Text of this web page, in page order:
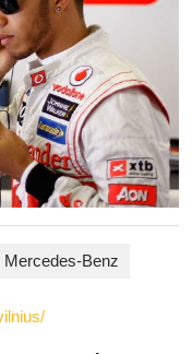
Mercedes-Benz